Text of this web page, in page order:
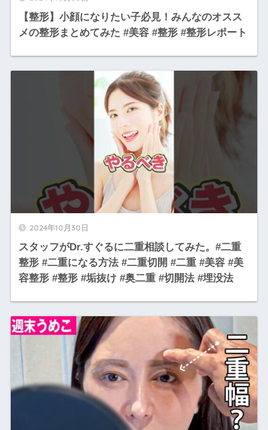
【整形】小顔になりたい子必見！みんなのオスス
メの整形まとめてみた #美容 #整形 #整形レポート
2024年10月30日
スタッフがDr.すぐるに二重相談してみた。#二重
整形 #二重になる方法 #二重切開 #二重 #美容 #美
容整形 #整形 #垢抜け #奥二重 #切開法 #埋没法